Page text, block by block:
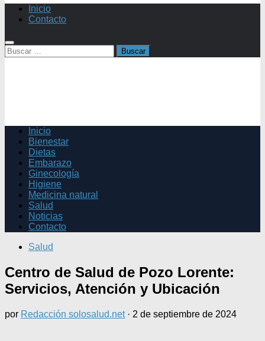
Inicio
Contacto
Buscar:
Inicio
Bienestar
Dietas
Embarazo
Ginecología
Higiene
Medicina natural
Salud
Noticias
Contacto
Salud
Centro de Salud de Pozo Lorente:
Servicios, Atención y Ubicación
por Redacción solosalud.net · 2 de septiembre de 2024